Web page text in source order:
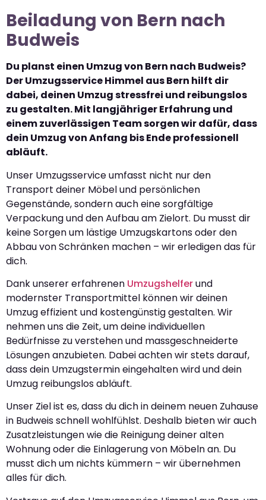
Beiladung von Bern nach
Budweis
Du planst einen Umzug von Bern nach Budweis?
Der Umzugsservice Himmel aus Bern hilft dir
dabei, deinen Umzug stressfrei und reibungslos
zu gestalten. Mit langjähriger Erfahrung und
einem zuverlässigen Team sorgen wir dafür, dass
dein Umzug von Anfang bis Ende professionell
abläuft.
Unser Umzugsservice umfasst nicht nur den
Transport deiner Möbel und persönlichen
Gegenstände, sondern auch eine sorgfältige
Verpackung und den Aufbau am Zielort. Du musst dir
keine Sorgen um lästige Umzugskartons oder den
Abbau von Schränken machen – wir erledigen das für
dich.
Dank unserer erfahrenen Umzugshelferund
modernster Transportmittel können wir deinen
Umzug effizient und kostengünstig gestalten. Wir
nehmen uns die Zeit, um deine individuellen
Bedürfnisse zu verstehen und massgeschneiderte
Lösungen anzubieten. Dabei achten wir stets darauf,
dass dein Umzugstermin eingehalten wird und dein
Umzug reibungslos abläuft.
Unser Ziel ist es, dass du dich in deinem neuen Zuhause
in Budweis schnell wohlfühlst. Deshalb bieten wir auch
Zusatzleistungen wie die Reinigung deiner alten
Wohnung oder die Einlagerung von Möbeln an. Du
musst dich um nichts kümmern – wir übernehmen
alles für dich.